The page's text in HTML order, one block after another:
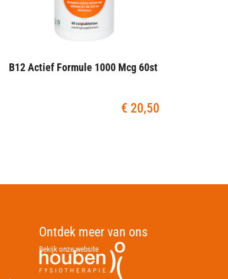
B12 Actief Formule 1000 Mcg 60st
€ 20,50
Ontdek meer van ons
Bekijk onze website